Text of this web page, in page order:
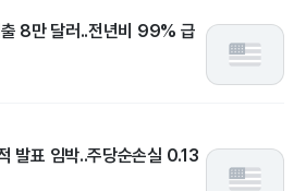
8만 달러..전년비 99% 급
발표 임박..주당순손실 0.13